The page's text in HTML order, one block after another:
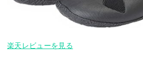
楽天レビューを見る